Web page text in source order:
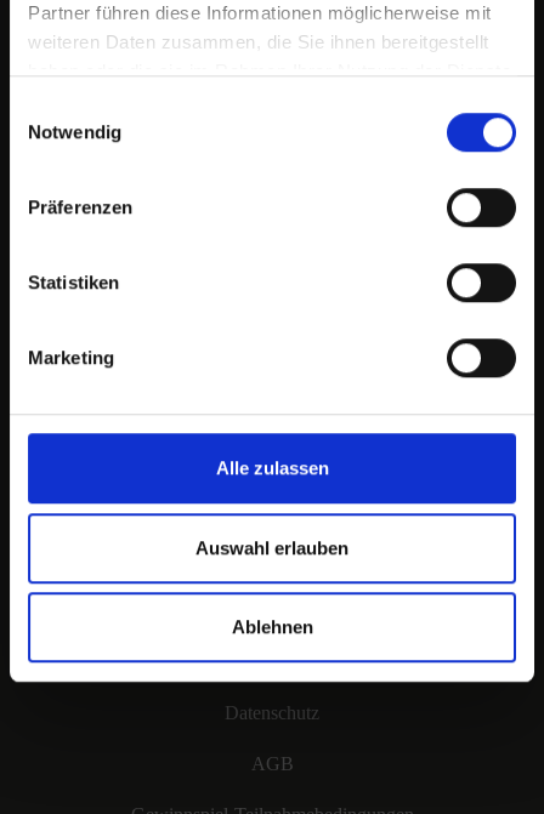
Partner führen diese Informationen möglicherweise mit
weiteren Daten zusammen, die Sie ihnen bereitgestellt
haben oder die sie im Rahmen Ihrer Nutzung der Dienste
Notwendig
Präferenzen
Statistiken
Marketing
Alle zulassen
Auswahl erlauben
Ablehnen
Vorname
Ich stimme zu, andere Benachrichtigungen von
erhalten und stimme den
Datenschutzrichtlinien
Infos zum Unternehmen
Rechtliches
Meldestelle
Datenschutz
AGB